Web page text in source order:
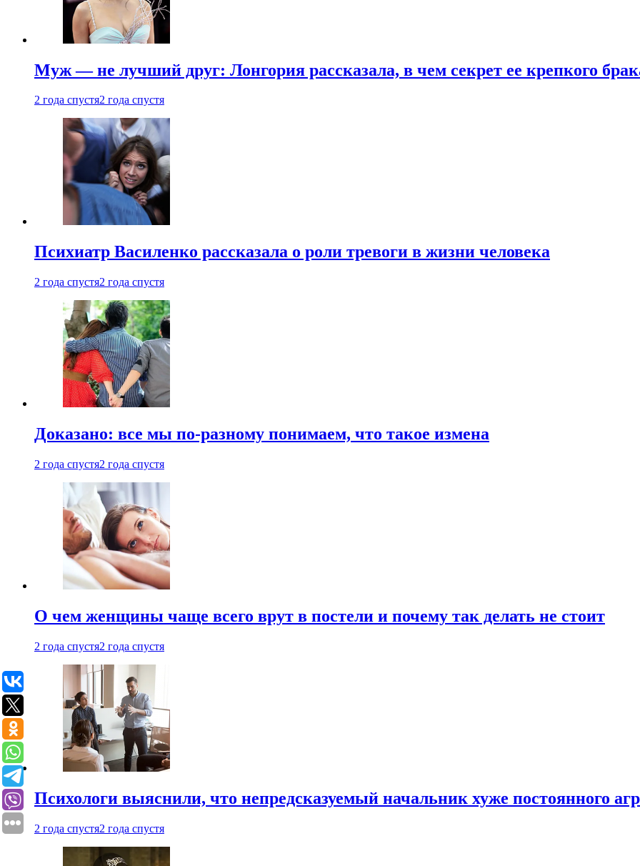
Муж — не лучший друг: Лонгория рассказала, в чем секрет ее крепкого
2 года спустя2 года спустя
Психиатр Василенко рассказала о роли тревоги в жизни человека
2 года спустя2 года спустя
Доказано: все мы по-разному понимаем, что такое измена
2 года спустя2 года спустя
О чем женщины чаще всего врут в постели и почему так делать не стоит
2 года спустя2 года спустя
Психологи выяснили, что непредсказуемый начальник хуже постоянного
2 года спустя2 года спустя